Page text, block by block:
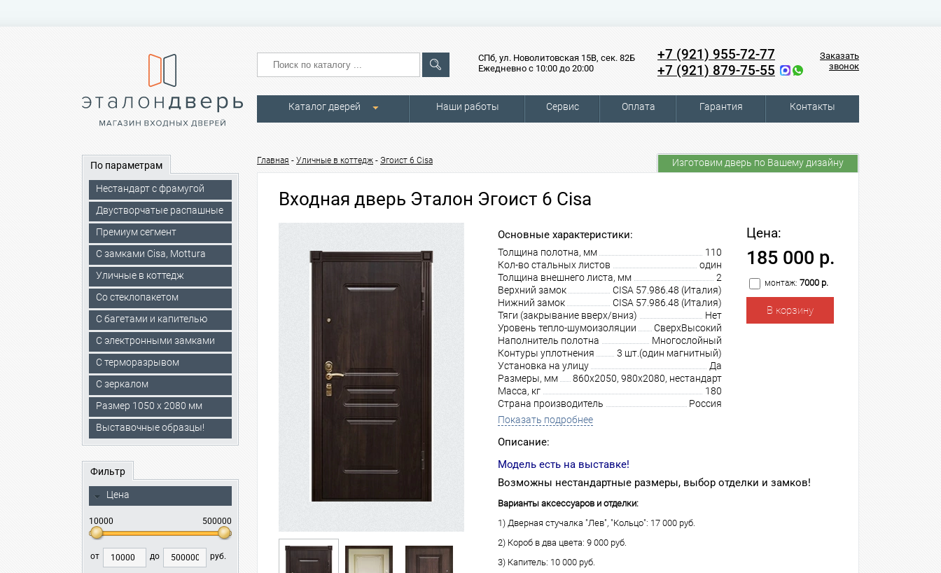
СПб, ул. Новолитовская 15В, сек. 82Б
Ежедневно с 10:00 до 20:00
+7 (921) 955-72-77
+7 (921) 879-75-55
Заказать
звонок
Каталог дверей Наши работы Сервис Оплата Гарантия Контакты
По параметрам
Нестандарт с фрамугой
Двустворчатые распашные
Премиум сегмент
C замками Cisa, Mottura
Уличные в коттедж
Со стеклопакетом
С багетами и капителью
C электронными замками
С терморазрывом
С зеркалом
Размер 1050 х 2080 мм
Выставочные образцы!
Фильтр
Цена
10000 500000
от до руб.
Главная - Уличные в коттедж - Эгоист 6 Cisa Изготовим дверь по Вашему дизайну
Входная дверь Эталон Эгоист 6 Cisa
Основные характеристики:
Толщина полотна, мм
110
Кол-во стальных листов
один
Толщина внешнего листа, мм
2
Верхний замок
CISA 57.986.48 (Италия)
Нижний замок
CISA 57.986.48 (Италия)
Тяги (закрывание вверх/вниз)
Нет
Уровень тепло-шумоизоляции
СверхВысокий
Наполнитель полотна
Многослойный
Контуры уплотнения
3 шт.(один магнитный)
Установка на улицу
Да
Размеры, мм
860х2050, 980х2080, нестандарт
Масса, кг
180
Страна производитель
Россия
Показать подробнее
Цена:
185 000 р.
монтаж: 7000 р.
Описание:
Модель есть на выставке!
Возможны нестандартные размеры, выбор отделки и замков!
Варианты аксессуаров и отделки:
1) Дверная стучалка "Лев", "Кольцо": 17 000 руб.
2) Короб в два цвета: 9 000 руб.
3) Капитель: 10 000 руб.